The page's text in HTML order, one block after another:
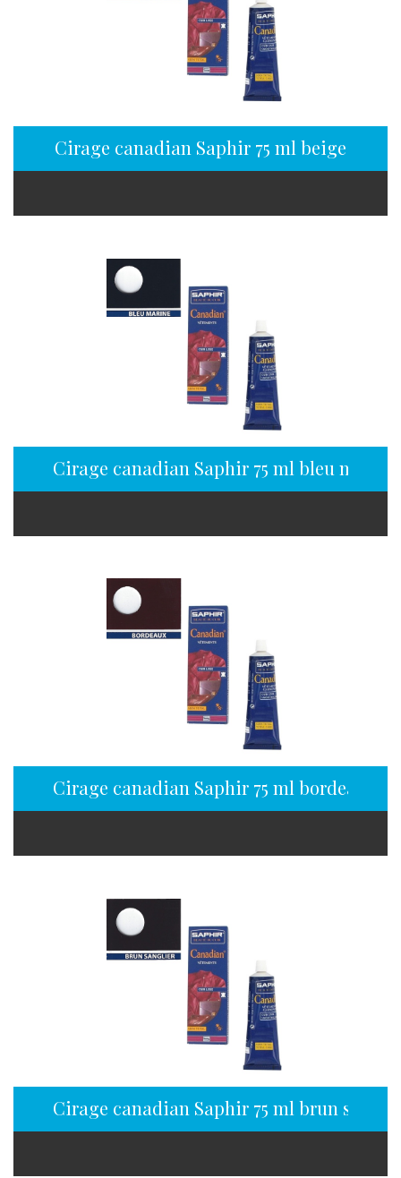
Cirage canadian Saphir 75 ml beige
Cirage canadian Saphir 75 ml bleu marine
Cirage canadian Saphir 75 ml bordeaux
Cirage canadian Saphir 75 ml brun